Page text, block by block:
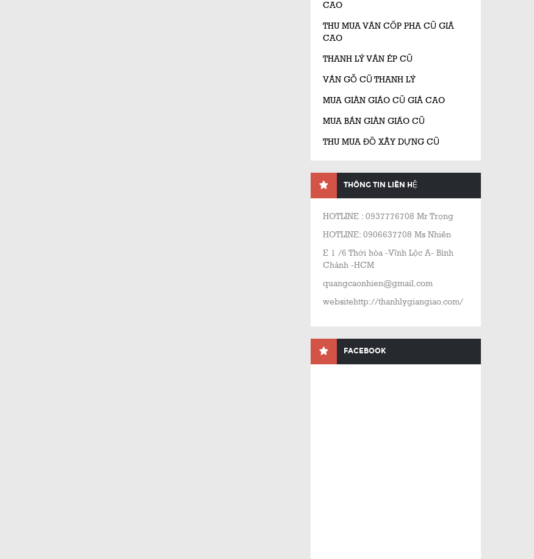
CAO
THU MUA VÁN CỐP PHA CŨ GIÁ
CAO
THANH LÝ VÁN ÉP CŨ
VÁN GỖ CŨ THANH LÝ
MUA GIÀN GIÁO CŨ GIÁ CAO
MUA BÁN GIÀN GIÁO CŨ
THU MUA ĐỒ XÂY DỰNG CŨ
THÔNG TIN LIÊN HỆ
HOTLINE : 0937776708 Mr Trọng
HOTLINE: 0906637708 Ms Nhiên
E 1 /6 Thới hòa -Vĩnh Lộc A- Bình
Chánh -HCM
quangcaonhien@gmail.com
websitehttp://thanhlygiangiao.com/
FACEBOOK